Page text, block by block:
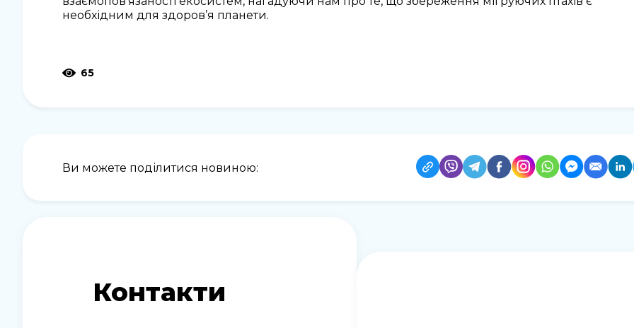
необхідним для здоров’я планети.
65
Ви можете поділитися новиною:
Контакти